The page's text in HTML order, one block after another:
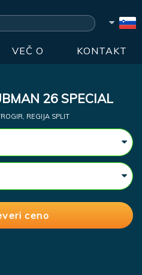
VEČ O KONTAKT
26 SPECIAL
REGIJA SPLIT